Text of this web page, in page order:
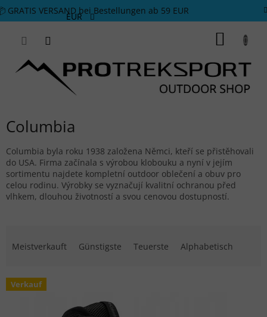
Zum Inhalt springen
GRATIS VERSAND bei Bestellungen ab 59 EUR
EUR
Columbia
Columbia byla roku 1938 založena Němci, kteří se přistěhovali
do USA. Firma začínala s výrobou klobouku a nyní v jejím
sortimentu najdete kompletní outdoor oblečení a obuv pro
celou rodinu. Výrobky se vyznačují kvalitní ochranou před
vlhkem, dlouhou životností a svou cenovou dostupností.
Meistverkauft Günstigste Teuerste Alphabetisch
Liste der Produkte
Verkauf